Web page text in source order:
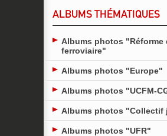
ALBUMS THÉMATIQUES
Albums photos "Réforme
ferroviaire"
Albums photos "Europe"
Albums photos "UCFM-
Albums photos "Collectif
Albums photos "UFR"